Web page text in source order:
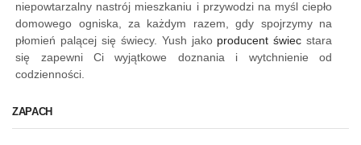
niepowtarzalny nastrój mieszkaniu i przywodzi na myśl ciepło
domowego ogniska, za każdym razem, gdy spojrzymy na
płomień palącej się świecy. Yush jako producent świec stara
się zapewni Ci wyjątkowe doznania i wytchnienie od
codzienności.
ZAPACH